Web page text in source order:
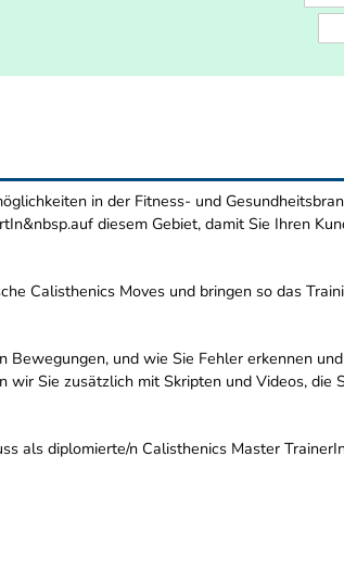
in der Fitness- und
diesem Gebiet, damit Sie Ihren
Calisthenics Moves und bringen so das
Bewegungen, und wie Sie Fehler erkennen
Sie zusätzlich mit Skripten und Videos, die
als diplomierte/n Calisthenics Master